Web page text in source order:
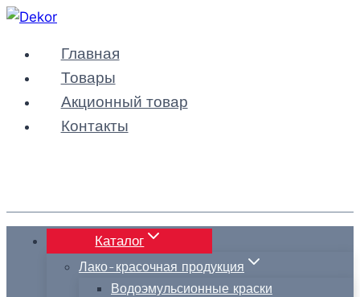
Перейти
содержимому
Главная
Товары
Акционный товар
Контакты
Каталог
Лако-красочная продукция
Водоэмульсионные краски